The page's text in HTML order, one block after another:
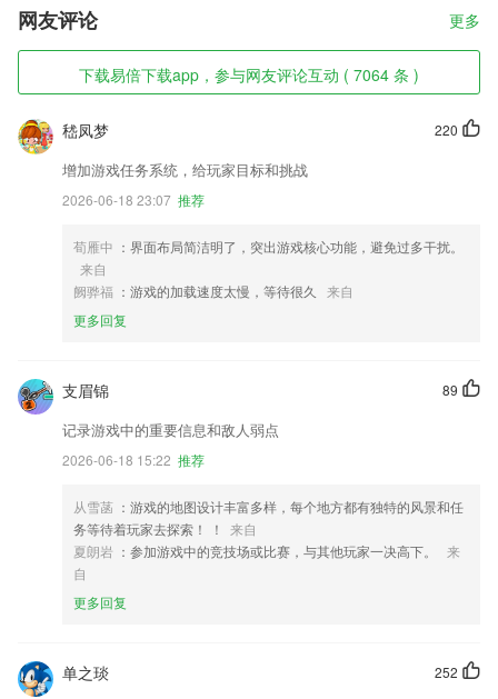
网友评论 更多
下载易倍下载app，参与网友评论互动 ( 7064 条 )
220
嵇凤梦
增加游戏任务系统，给玩家目标和挑战
2026-06-18 23:07 推荐
荀雁中 ：界面布局简洁明了，突出游戏核心功能，避免过多干扰。
来自
阙骅福 ：游戏的加载速度太慢，等待很久
来自
更多回复
89
支眉锦
记录游戏中的重要信息和敌人弱点
2026-06-18 15:22 推荐
从雪菡 ：游戏的地图设计丰富多样，每个地方都有独特的风景和任
务等待着玩家去探索！ ！
来自
夏朗岩 ：参加游戏中的竞技场或比赛，与其他玩家一决高下。
来
自
更多回复
252
单之琰